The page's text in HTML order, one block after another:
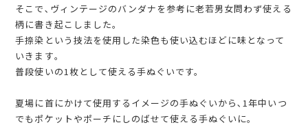
そこで､ヴィンテージのバンダナを参考に老若男女問わず使える
柄に書き起こしました｡
手捺染という技法を使用した染色も使い込むほどに味となって
いきます｡
普段使いの1枚として使える手ぬぐいです。
夏場に首にかけて使用するイメージの手ぬぐいから､1年中いつ
でもポケットやポーチにしのばせて使える手ぬぐいに｡